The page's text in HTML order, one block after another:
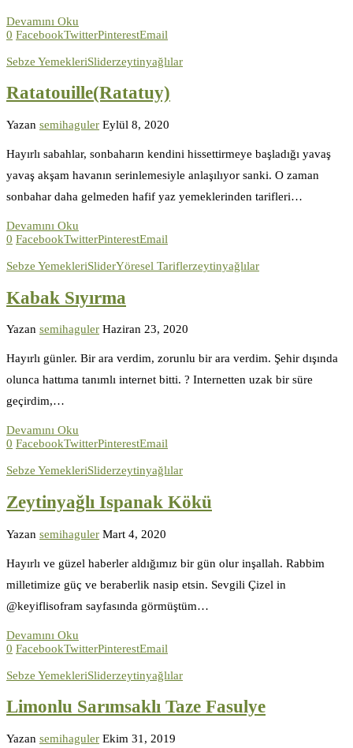
Devamını Oku
0 FacebookTwitterPinterestEmail
Sebze YemekleriSliderzeytinyağlılar
Ratatouille(Ratatuy)
Yazan semihaguler Eylül 8, 2020
Hayırlı sabahlar, sonbaharın kendini hissettirmeye başladığı yavaş
yavaş akşam havanın serinlemesiyle anlaşılıyor sanki. O zaman
sonbahar daha gelmeden hafif yaz yemeklerinden tarifleri…
Devamını Oku
0 FacebookTwitterPinterestEmail
Sebze YemekleriSliderYöresel Tariflerzeytinyağlılar
Kabak Sıyırma
Yazan semihaguler Haziran 23, 2020
Hayırlı günler. Bir ara verdim, zorunlu bir ara verdim. Şehir dışında
olunca hattıma tanımlı internet bitti. ? Internetten uzak bir süre
geçirdim,…
Devamını Oku
0 FacebookTwitterPinterestEmail
Sebze YemekleriSliderzeytinyağlılar
Zeytinyağlı Ispanak Kökü
Yazan semihaguler Mart 4, 2020
Hayırlı ve güzel haberler aldığımız bir gün olur inşallah. Rabbim
milletimize güç ve beraberlik nasip etsin. Sevgili Çizel in
@keyiflisofram sayfasında görmüştüm…
Devamını Oku
0 FacebookTwitterPinterestEmail
Sebze YemekleriSliderzeytinyağlılar
Limonlu Sarımsaklı Taze Fasulye
Yazan semihaguler Ekim 31, 2019